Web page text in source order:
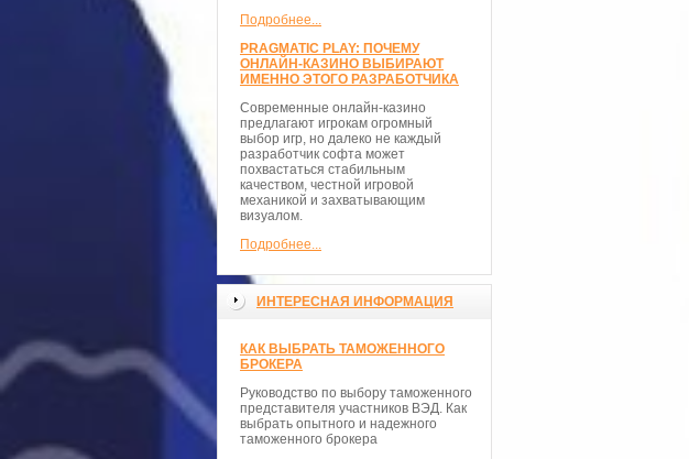
Подробнее...
PRAGMATIC PLAY: ПОЧЕМУ
ОНЛАЙН-КАЗИНО ВЫБИРАЮТ
ИМЕННО ЭТОГО РАЗРАБОТЧИКА
Современные онлайн-казино
предлагают игрокам огромный
выбор игр, но далеко не каждый
разработчик софта может
похвастаться стабильным
качеством, честной игровой
механикой и захватывающим
визуалом.
Подробнее...
ИНТЕРЕСНАЯ ИНФОРМАЦИЯ
КАК ВЫБРАТЬ ТАМОЖЕННОГО
БРОКЕРА
Руководство по выбору таможенного
представителя участников ВЭД. Как
выбрать опытного и надежного
таможенного брокера